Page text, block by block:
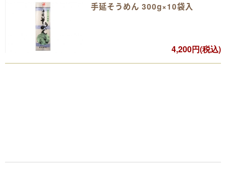
手延そうめん 300g×10袋入
4,200円(税込)